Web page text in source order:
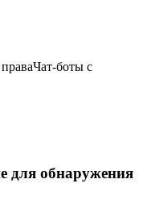
Чат-боты с
для обнаружения